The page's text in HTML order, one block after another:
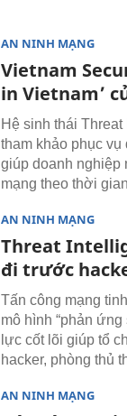
AN NINH MẠNG
Vietnam
in Vietnam’
Hệ sinh thái
tham khảo phục vụ
giúp doanh nghiệp
mạng theo thời
AN NINH MẠNG
Threat
đi trước
Tấn công mạng
mô hình “phản
lực cốt lõi giúp tổ
hacker, phòng thủ
AN NINH MẠNG